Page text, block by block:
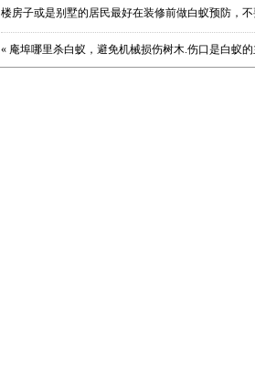
楼房子或是别墅的居民最好在装修前做白蚁预防，
« 庵埠哪里杀白蚁，避免机械损伤树木.伤口是白蚁